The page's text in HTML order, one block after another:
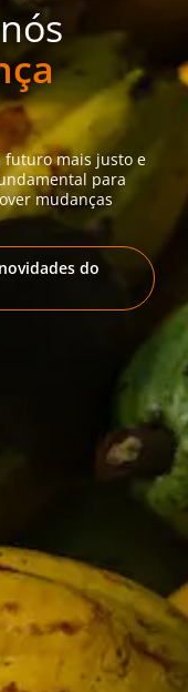
futuro mais justo e
para
mudanças
do